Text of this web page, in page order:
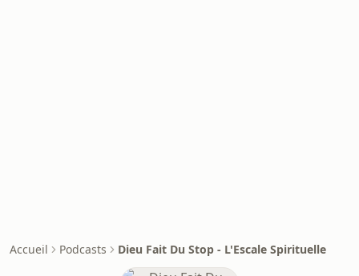
Accueil Podcasts Dieu Fait Du Stop - L'Escale Spirituelle